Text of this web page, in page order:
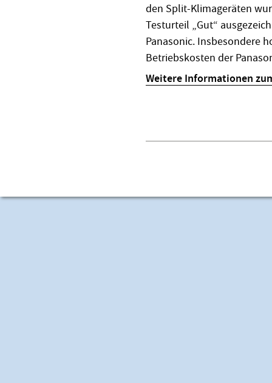
den Split-Klimageräten
Testurteil „Gut“
Panasonic. Insbesondere
Betriebskosten der
Weitere Informationen